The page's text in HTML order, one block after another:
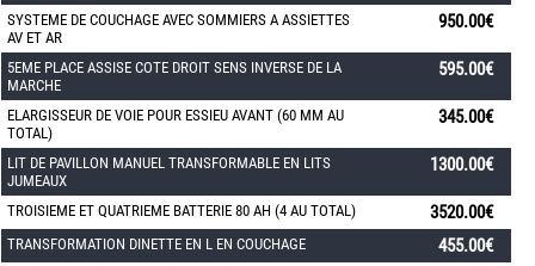
SYSTEME DE COUCHAGE AVEC SOMMIERS A ASSIETTES
AV ET AR
950.00€
5EME PLACE ASSISE COTE DROIT SENS INVERSE DE LA
MARCHE
595.00€
ELARGISSEUR DE VOIE POUR ESSIEU AVANT (60 MM AU
TOTAL)
345.00€
LIT DE PAVILLON MANUEL TRANSFORMABLE EN LITS
JUMEAUX
1300.00€
TROISIEME ET QUATRIEME BATTERIE 80 AH (4 AU TOTAL) 3520.00€
TRANSFORMATION DINETTE EN L EN COUCHAGE 455.00€